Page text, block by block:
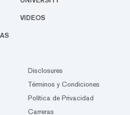
VIDEOS
Disclosures
Términos y Condiciones
Política de Privacidad
Carreras